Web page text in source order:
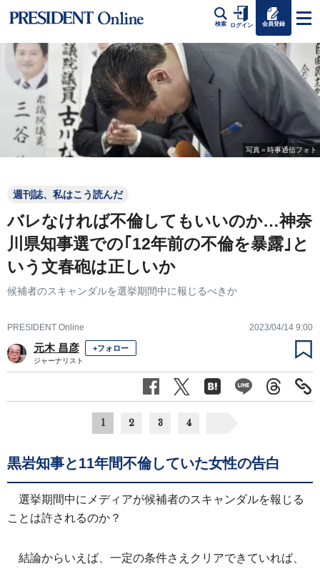
検索 ログイン 会員登録
写真＝時事通信フォト
週刊誌、私はこう読んだ
バレなければ不倫してもいいのか…神奈
川県知事選での｢12年前の不倫を暴露｣と
いう文春砲は正しいか
候補者のスキャンダルを選挙期間中に報じるべきか
PRESIDENT Online 2023/04/14 9:00
元木 昌彦 +フォロー
ジャーナリスト
1 2 3 4
黒岩知事と11年間不倫していた女性の告白
選挙期間中にメディアが候補者のスキャンダルを報じる
ことは許されるのか？
結論からいえば、一定の条件さえクリアできていれば、